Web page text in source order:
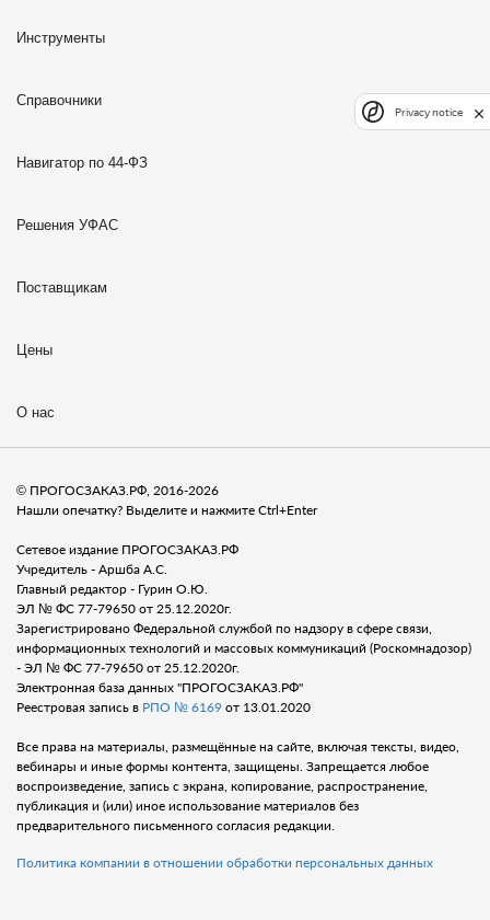
Инструменты
Справочники
Навигатор по 44-ФЗ
Решения УФАС
Поставщикам
Цены
О нас
© ПРОГОСЗАКАЗ.РФ, 2016-2026
Нашли опечатку? Выделите и нажмите Ctrl+Enter
Сетевое издание ПРОГОСЗАКАЗ.РФ
Учредитель - Аршба А.С.
Главный редактор - Гурин О.Ю.
ЭЛ № ФС 77-79650 от 25.12.2020г.
Зарегистрировано Федеральной службой по надзору в сфере связи,
информационных технологий и массовых коммуникаций (Роскомнадозор)
- ЭЛ № ФС 77-79650 от 25.12.2020г.
Электронная база данных "ПРОГОСЗАКАЗ.РФ"
Реестровая запись в РПО № 6169 от 13.01.2020
Все права на материалы, размещённые на сайте, включая тексты, видео,
вебинары и иные формы контента, защищены. Запрещается любое
воспроизведение, запись с экрана, копирование, распространение,
публикация и (или) иное использование материалов без
предварительного письменного согласия редакции.
Политика компании в отношении обработки персональных данных
Privacy notice